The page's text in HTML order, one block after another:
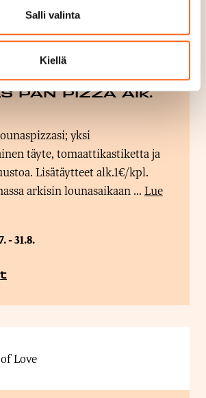
Salli valinta
Kiellä
PAN PIZZA Alk.
täyte, tomaattikastiketta ja
Lisätäytteet alk.1€/kpl.
arkisin lounasaikaan ... Lue
- 31.8.